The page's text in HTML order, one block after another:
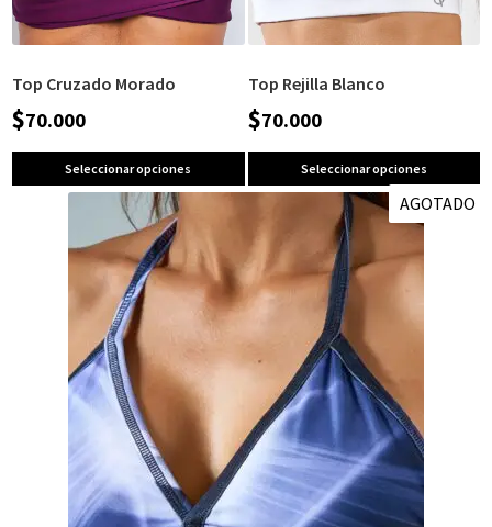
Top Cruzado Morado
$70.000
Seleccionar opciones
Top Rejilla Blanco
$70.000
Seleccionar opciones
AGOTADO